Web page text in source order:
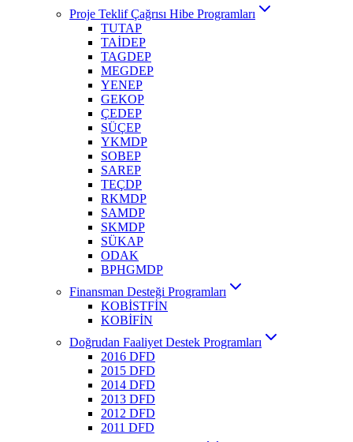
Proje Teklif Çağrısı Hibe Programları
TUTAP
TAİDEP
TAGDEP
MEGDEP
YENEP
GEKOP
ÇEDEP
SÜÇEP
YKMDP
SOBEP
SAREP
TEÇDP
RKMDP
SAMDP
SKMDP
SÜKAP
ODAK
BPHGMDP
Finansman Desteği Programları
KOBİSTFİN
KOBİFİN
Doğrudan Faaliyet Destek Programları
2016 DFD
2015 DFD
2014 DFD
2013 DFD
2012 DFD
2011 DFD